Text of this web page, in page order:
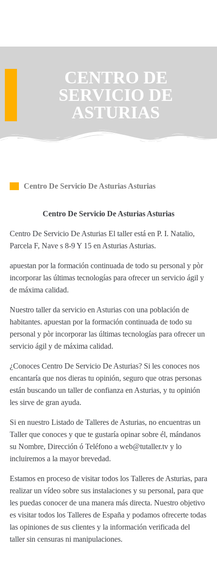
CENTRO DE
SERVICIO DE
ASTURIAS
Centro De Servicio De Asturias Asturias
Centro De Servicio De Asturias Asturias
Centro De Servicio De Asturias El taller está en P. I. Natalio,
Parcela F, Nave s 8-9 Y 15 en Asturias Asturias.
apuestan por la formación continuada de todo su personal y pòr
incorporar las últimas tecnologías para ofrecer un servicio ágil y
de máxima calidad.
Nuestro taller da servicio en Asturias con una población de
habitantes. apuestan por la formación continuada de todo su
personal y pòr incorporar las últimas tecnologías para ofrecer un
servicio ágil y de máxima calidad.
¿Conoces Centro De Servicio De Asturias? Si les conoces nos
encantaría que nos dieras tu opinión, seguro que otras personas
están buscando un taller de confianza en Asturias, y tu opinión
les sirve de gran ayuda.
Si en nuestro Listado de Talleres de Asturias, no encuentras un
Taller que conoces y que te gustaría opinar sobre él, mándanos
su Nombre, Dirección ó Teléfono a web@tutaller.tv y lo
incluiremos a la mayor brevedad.
Estamos en proceso de visitar todos los Talleres de Asturias, para
realizar un vídeo sobre sus instalaciones y su personal, para que
les puedas conocer de una manera más directa. Nuestro objetivo
es visitar todos los Talleres de España y podamos ofrecerte todas
las opiniones de sus clientes y la información verificada del
taller sin censuras ni manipulaciones.